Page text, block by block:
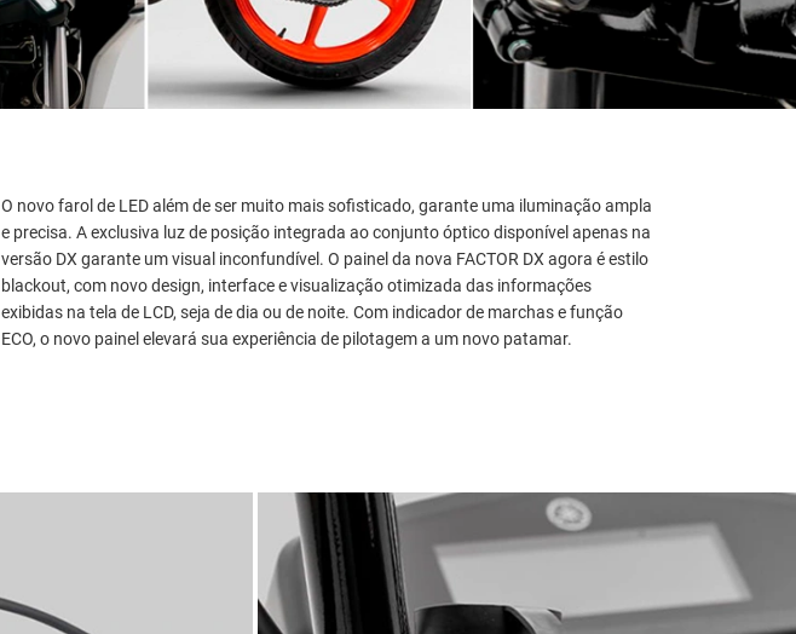
O novo farol de LED além de ser muito mais sofisticado, garante uma iluminação ampla
e precisa. A exclusiva luz de posição integrada ao conjunto óptico disponível apenas na
versão DX garante um visual inconfundível. O painel da nova FACTOR DX agora é estilo
blackout, com novo design, interface e visualização otimizada das informações
exibidas na tela de LCD, seja de dia ou de noite. Com indicador de marchas e função
ECO, o novo painel elevará sua experiência de pilotagem a um novo patamar.